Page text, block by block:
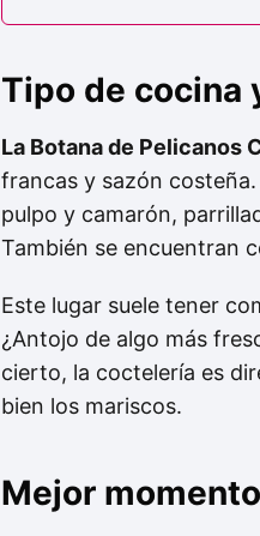
Tipo de cocina
La Botana de Pelicanos
francas y sazón
pulpo y camarón,
También se encuentran
Este lugar suele tener
¿Antojo de algo más
cierto, la coctelería es
bien los mariscos.
Mejor